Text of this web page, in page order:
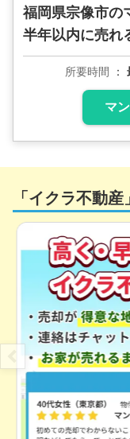
福岡県宗像市の
半年以内に売れ
所要時間
マ
「イクラ不動産